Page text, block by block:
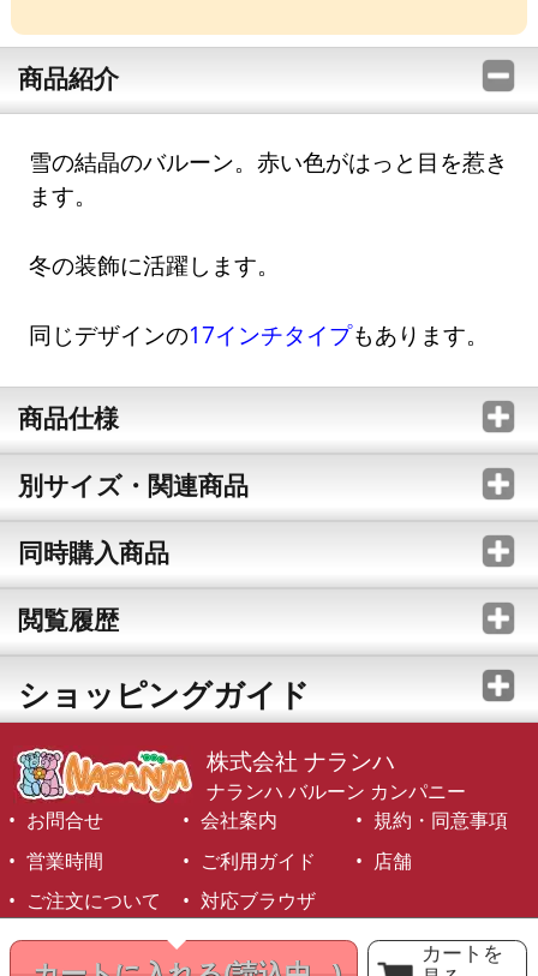
カートを
商品紹介
雪の結晶のバルーン。赤い色がはっと目を惹き
ます。
冬の装飾に活躍します。
同じデザインの17インチタイプもあります。
商品仕様
別サイズ・関連商品
同時購入商品
閲覧履歴
ショッピングガイド
株式会社 ナランハ
ナランハ バルーン カンパニー
お問合せ
会社案内
規約・同意事項
営業時間
ご利用ガイド
店舗
ご注文について
対応ブラウザ
©1999-2026 NARANJA Inc. All Rights Reserved.